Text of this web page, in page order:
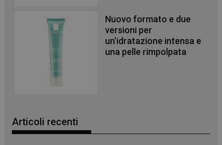
Nuovo formato e due
versioni per
un’idratazione intensa e
una pelle rimpolpata
Articoli recenti
_ga_YJ0035S3E9 .panoramacosmetico.it
mese